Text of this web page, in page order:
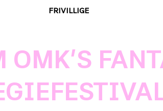
FRIVILLIGE